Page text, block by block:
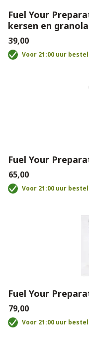
Fuel Your
kersen en granola
€39,00
Voor 21:00 uur
Fuel Your
€65,00
Voor 21:00 uur
Fuel Your
€79,00
Voor 21:00 uur